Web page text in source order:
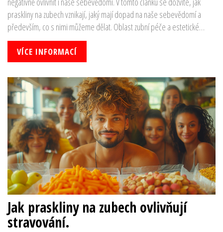
praskliny na zubech vznikají, jaký mají dopad na naše sebevědomí a
především, co s nimi můžeme dělat. Oblast zubní péče a estetické
stomatologie nabízí mnoho řešení, jak se prasklinami na zubech
vypořádat a tak obnovit nejen zdraví vašich zubů, ale i vaše
sebevědomí.
VÍCE INFORMACÍ
Jak praskliny na zubech ovlivňují
stravování.